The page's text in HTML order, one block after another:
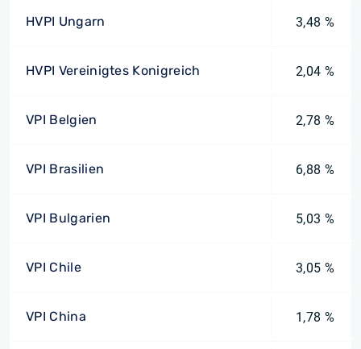
HVPI Ungarn 3,48 %
HVPI Vereinigtes Konigreich 2,04 %
VPI Belgien 2,78 %
VPI Brasilien 6,88 %
VPI Bulgarien 5,03 %
VPI Chile 3,05 %
VPI China 1,78 %